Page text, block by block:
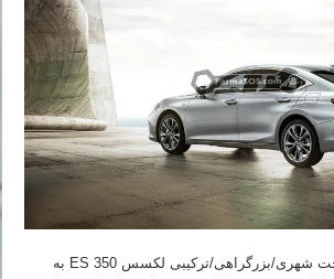
گفته شده مصرف سوخت شهری/بزرگراهی/ترکیبی لکسس ES 350 به